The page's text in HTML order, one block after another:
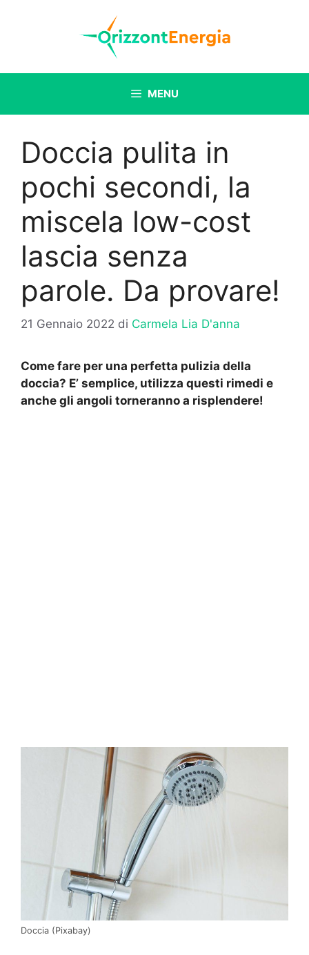
MENU
Doccia pulita in
pochi secondi, la
miscela low-cost
lascia senza
parole. Da provare!
21 Gennaio 2022 di Carmela Lia D'anna
Come fare per una perfetta pulizia della
doccia? E’ semplice, utilizza questi rimedi e
anche gli angoli torneranno a risplendere!
Doccia (Pixabay)